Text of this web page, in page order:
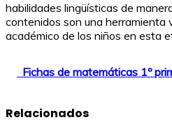
habilidades lingüísticas de
contenidos son una herramienta
académico de los niños en esta
Fichas de matemáticas 1º
Relacionados